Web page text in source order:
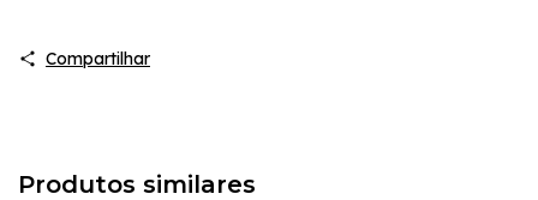
Compartilhar
Produtos similares